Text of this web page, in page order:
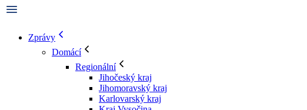
Zprávy
Domácí
Regionální
Jihočeský kraj
Jihomoravský kraj
Karlovarský kraj